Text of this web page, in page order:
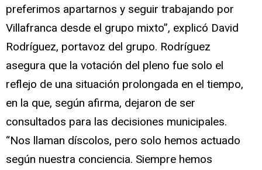
preferimos apartarnos y seguir trabajando por
Villafranca desde el grupo mixto”, explicó David
Rodríguez, portavoz del grupo. Rodríguez
asegura que la votación del pleno fue solo el
reflejo de una situación prolongada en el tiempo,
en la que, según afirma, dejaron de ser
consultados para las decisiones municipales.
“Nos llaman díscolos, pero solo hemos actuado
según nuestra conciencia. Siempre hemos